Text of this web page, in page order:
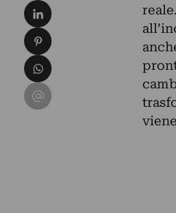
Condividi su LinkedIn
Condividi su Pinterest
Condividi su WhatsApp
Condividi su Email